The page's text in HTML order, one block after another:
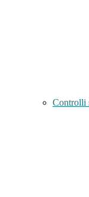
Controlli